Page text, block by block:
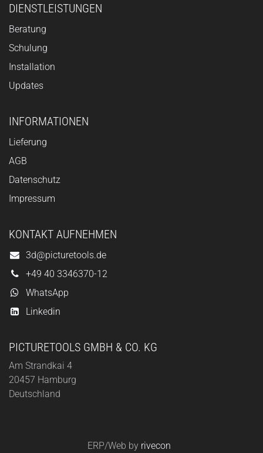
DIENSTLEISTUNGEN
Beratung
Schulung
Installation
Updates
INFORMATIONEN
Lieferung
AGB
Datenschutz
Impressum
KONTAKT AUFNEHMEN
3d@picturetools.de
+49 40 3346370-12
WhatsApp
Linkedin
PICTURETOOLS GMBH & CO. KG
Am Strandkai 4
20457 Hamburg
Deutschland
ERP/Web by rivecon